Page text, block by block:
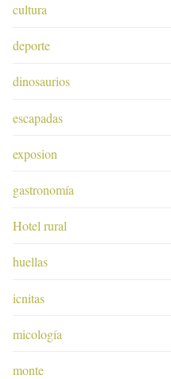
cultura
deporte
dinosaurios
escapadas
exposion
gastronomía
Hotel rural
huellas
icnitas
micología
monte